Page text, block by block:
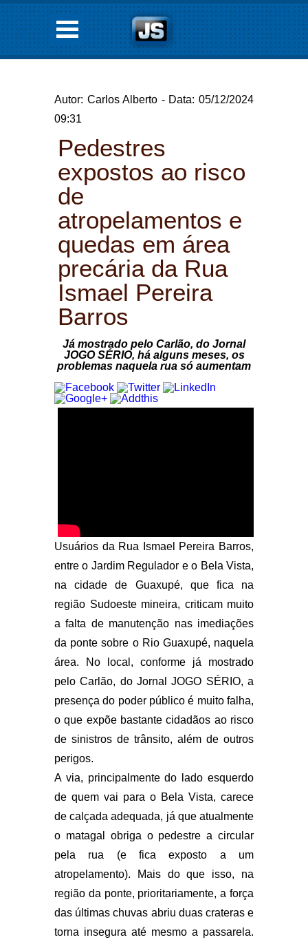
Autor: Carlos Alberto - Data: 05/12/2024
09:31
Pedestres
expostos ao risco
de
atropelamentos e
quedas em área
precária da Rua
Ismael Pereira
Barros
Já mostrado pelo Carlão, do Jornal
JOGO SÉRIO, há alguns meses, os
problemas naquela rua só aumentam
Usuários da Rua Ismael Pereira Barros,
entre o Jardim Regulador e o Bela Vista,
na cidade de Guaxupé, que fica na
região Sudoeste mineira, criticam muito
a falta de manutenção nas imediações
da ponte sobre o Rio Guaxupé, naquela
área. No local, conforme já mostrado
pelo Carlão, do Jornal JOGO SÉRIO, a
presença do poder público é muito falha,
o que expõe bastante cidadãos ao risco
de sinistros de trânsito, além de outros
perigos.
A via, principalmente do lado esquerdo
de quem vai para o Bela Vista, carece
de calçada adequada, já que atualmente
o matagal obriga o pedestre a circular
pela rua (e fica exposto a um
atropelamento). Mais do que isso, na
região da ponte, prioritariamente, a força
das últimas chuvas abriu duas crateras e
torna insegura até mesmo a passarela.